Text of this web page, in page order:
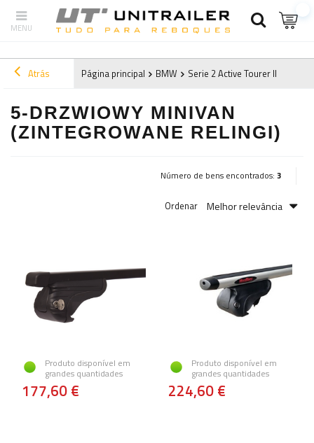
Atrás Página principal BMW Serie 2 Active Tourer II (2021-)
5-DRZWIOWY MINIVAN
(ZINTEGROWANE RELINGI)
Número de bens encontrados: 3
Ordenar Melhor relevância
Produto disponível em
grandes quantidades
177,60 €
Produto disponível em
grandes quantidades
224,60 €